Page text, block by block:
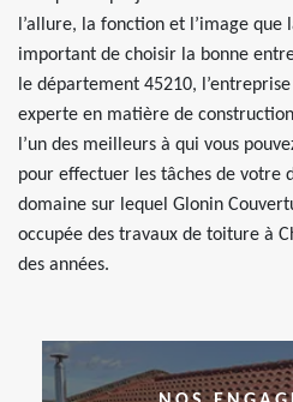
l’allure, la fonction et l’image
important de choisir la bonne
le département 45210,
experte en matière de
l’un des meilleurs à qui vous
pour effectuer les tâches de votre
domaine sur lequel Glonin
occupée des travaux de toiture à
des années.